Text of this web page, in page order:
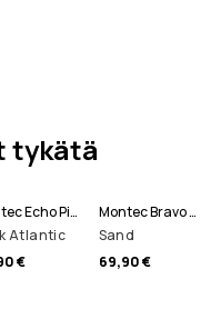
tykätä
Montec Echo Pipo
Atlantic
€
Montec Bravo W Fleecepaita Naiset
Sand
69,90 €